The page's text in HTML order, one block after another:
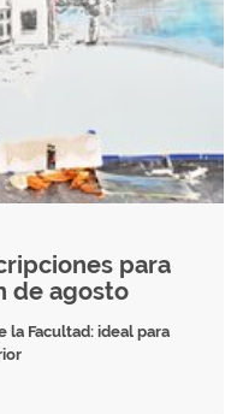
para
de agosto
la Facultad: ideal para